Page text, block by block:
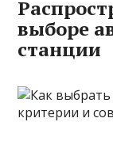
выборе
станции